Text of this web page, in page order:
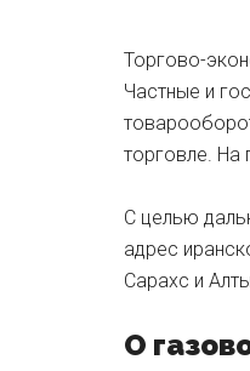
Торгово-
Частные и
торговле. На
С целью
адрес
Сарахс и
О